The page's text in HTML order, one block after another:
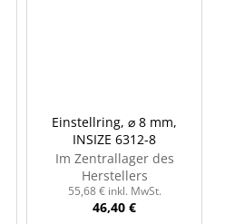
Einstellring, ⌀ 8 mm,
INSIZE 6312-8
Im Zentrallager des
Herstellers
55,68 € inkl. MwSt.
46,40 €